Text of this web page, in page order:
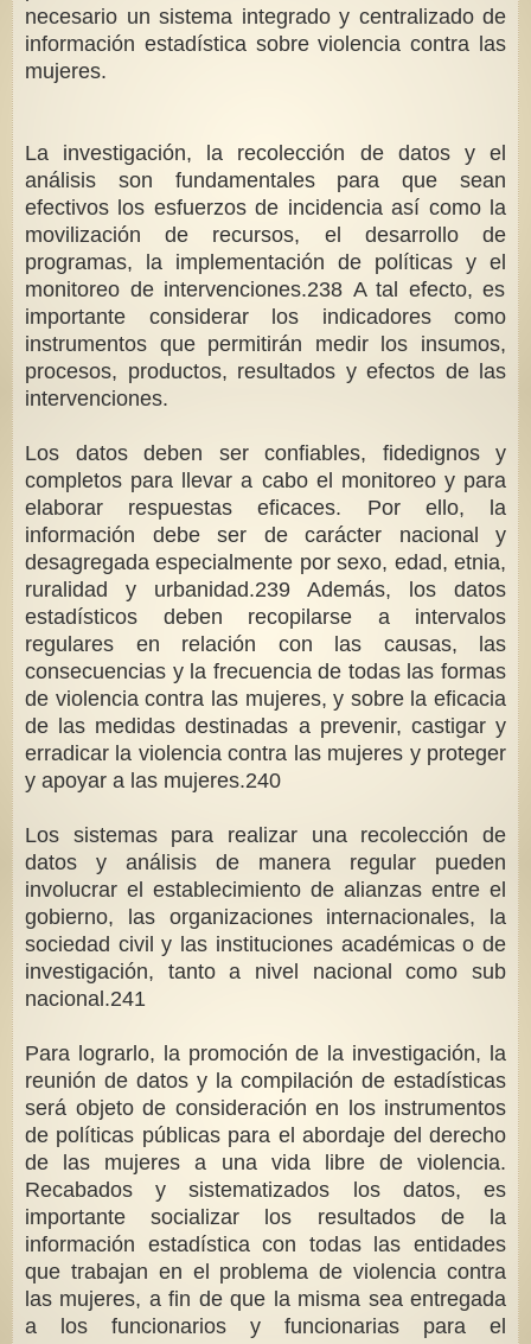
necesario un sistema integrado y centralizado de
información estadística sobre violencia contra las
mujeres.
La investigación, la recolección de datos y el
análisis son fundamentales para que sean
efectivos los esfuerzos de incidencia así como la
movilización de recursos, el desarrollo de
programas, la implementación de políticas y el
monitoreo de intervenciones.238 A tal efecto, es
importante considerar los indicadores como
instrumentos que permitirán medir los insumos,
procesos, productos, resultados y efectos de las
intervenciones.
Los datos deben ser confiables, fidedignos y
completos para llevar a cabo el monitoreo y para
elaborar respuestas eficaces. Por ello, la
información debe ser de carácter nacional y
desagregada especialmente por sexo, edad, etnia,
ruralidad y urbanidad.239 Además, los datos
estadísticos deben recopilarse a intervalos
regulares en relación con las causas, las
consecuencias y la frecuencia de todas las formas
de violencia contra las mujeres, y sobre la eficacia
de las medidas destinadas a prevenir, castigar y
erradicar la violencia contra las mujeres y proteger
y apoyar a las mujeres.240
Los sistemas para realizar una recolección de
datos y análisis de manera regular pueden
involucrar el establecimiento de alianzas entre el
gobierno, las organizaciones internacionales, la
sociedad civil y las instituciones académicas o de
investigación, tanto a nivel nacional como sub
nacional.241
Para lograrlo, la promoción de la investigación, la
reunión de datos y la compilación de estadísticas
será objeto de consideración en los instrumentos
de políticas públicas para el abordaje del derecho
de las mujeres a una vida libre de violencia.
Recabados y sistematizados los datos, es
importante socializar los resultados de la
información estadística con todas las entidades
que trabajan en el problema de violencia contra
las mujeres, a fin de que la misma sea entregada
a los funcionarios y funcionarias para el